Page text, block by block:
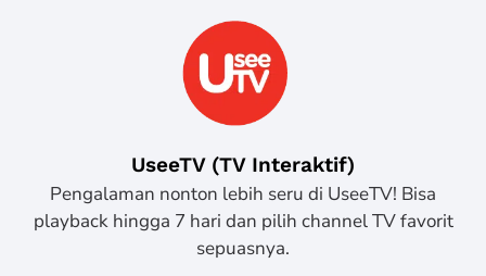
UseeTV (TV Interaktif)
Pengalaman nonton lebih seru di UseeTV! Bisa
playback hingga 7 hari dan pilih channel TV favorit
sepuasnya.